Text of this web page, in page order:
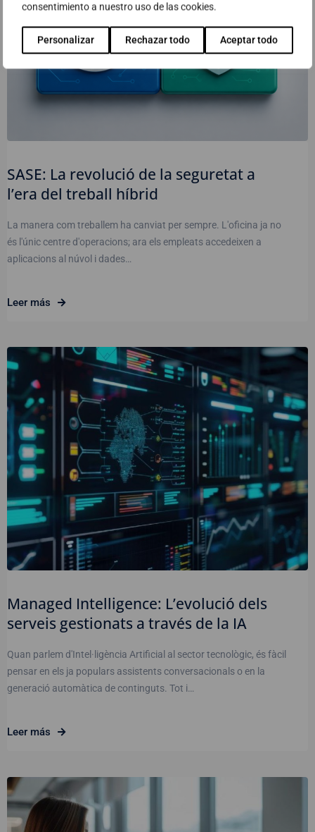
consentimiento a nuestro uso de las cookies.
Personalizar Rechazar todo Aceptar todo
SASE: La revolució de la seguretat a
l’era del treball híbrid
La manera com treballem ha canviat per sempre. L'oficina ja no
és l'únic centre d'operacions; ara els empleats accedeixen a
aplicacions al núvol i dades…
Leer más
Managed Intelligence: L’evolució dels
serveis gestionats a través de la IA
Quan parlem d'Intel·ligència Artificial al sector tecnològic, és fàcil
pensar en els ja populars assistents conversacionals o en la
generació automàtica de continguts. Tot i…
Leer más